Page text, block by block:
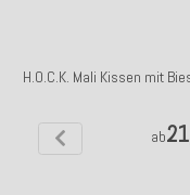
H.O.C.K. Mali Kissen mit
ab